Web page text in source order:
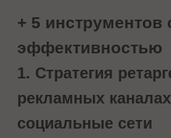
+ 5 инструментов
эффективностью
1. Стратегия
рекламных
социальные сети